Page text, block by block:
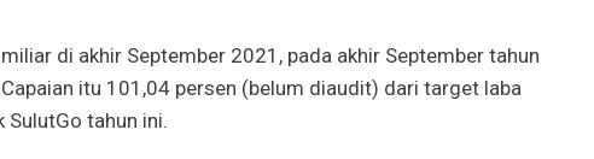
di akhir September 2021, pada akhir September tahun
itu 101,04 persen (belum diaudit) dari target laba
SulutGo tahun ini.